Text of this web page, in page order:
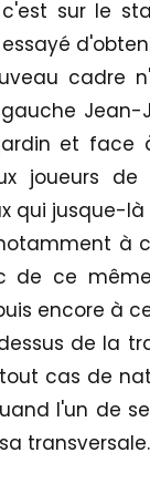
sur le
cadre
Jean-
et face
joueurs
qui jusque-
à
de ce
encore à
de la
cas de
l'un de
transversale.